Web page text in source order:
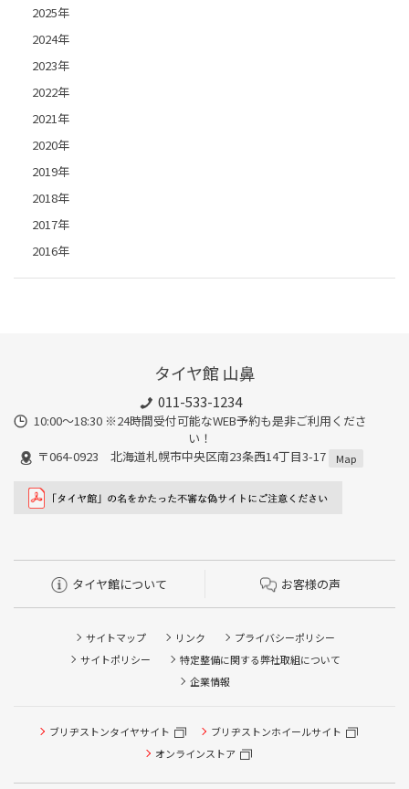
2025年
2024年
2023年
2022年
2021年
2020年
2019年
2018年
2017年
2016年
タイヤ館 山鼻
011-533-1234
10:00～18:30 ※24時間受付可能なWEB予約も是非ご利用くださ
い！
〒064-0923 北海道札幌市中央区南23条西14丁目3-17
Map
タイヤ館について お客様の声
サイトマップ リンク
プライバシーポリシー
サイトポリシー
特定整備に関する弊社取組について
企業情報
ブリヂストンタイヤサイト
ブリヂストンホイールサイト
オンラインストア
タイヤ点検・安全点検/タイヤ履き替え/オイル交換/その他
ピット作業の予約